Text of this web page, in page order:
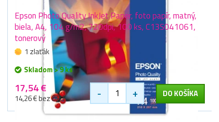
Epson Photo Quality InkJet Paper, foto papír, matný,
biela, A4, 104 g/m2, 720dpi, 100 ks, C13S041061,
tonerový
1 zlaťák
Skladom > 9 ks
17,54 €
14,26 € bez DPH - + DO KOŠÍKA